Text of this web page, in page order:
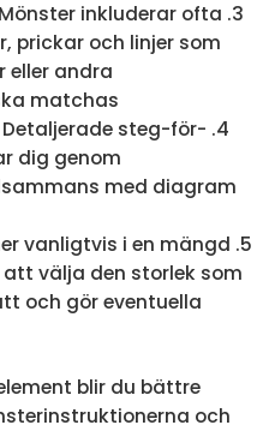
inkluderar ofta
prickar och linjer som
eller andra
matchas.
steg-för-
dig genom
med diagram
vanligtvis i en mängd
välja den storlek som
och gör eventuella
blir du bättre
och